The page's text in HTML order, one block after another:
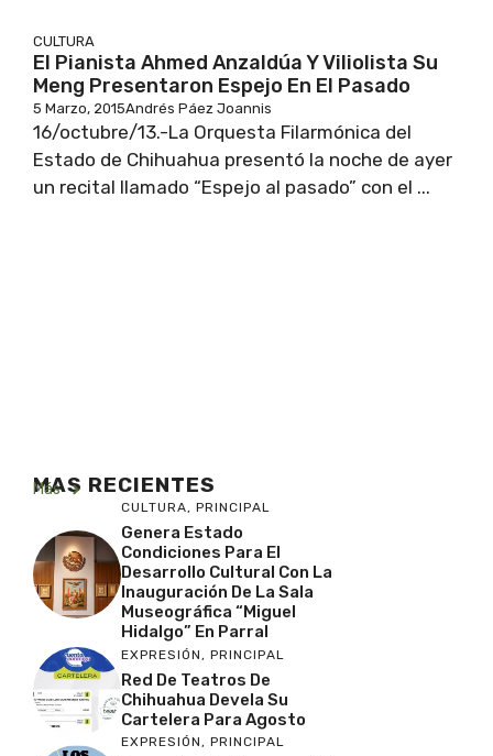
CULTURA
El Pianista Ahmed Anzaldúa Y Viliolista Su
Meng Presentaron Espejo En El Pasado
5 Marzo, 2015Andrés Páez Joannis
16/octubre/13.-La Orquesta Filarmónica del
Estado de Chihuahua presentó la noche de ayer
un recital llamado “Espejo al pasado” con el ...
MAS RECIENTES
Más
CULTURA, PRINCIPAL
Genera Estado
Condiciones Para El
Desarrollo Cultural Con La
Inauguración De La Sala
Museográfica “Miguel
Hidalgo” En Parral
EXPRESIÓN , PRINCIPAL
Red De Teatros De
Chihuahua Devela Su
Cartelera Para Agosto
EXPRESIÓN, PRINCIPAL